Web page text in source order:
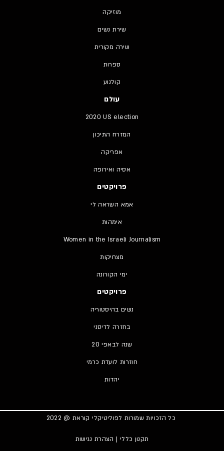
מוזיקה
שירת נשים
שירה מקורית
ספרות
קולנוע
עולם
2020 US election
המזרח התיכון
אפריקה
אסיה ואירופה
פרויקטים
אמא השראה לי
אימהות
Women in the Israeli Journalism
מצחיקות
ימי הקורונה
פרויקטים
נשים בהיסטוריה
בחזרה לדיסני
20 שנה לבאפי
חוזרות לועדת כרמי
יהדות
תקנון כללי | הצהרת נגישות